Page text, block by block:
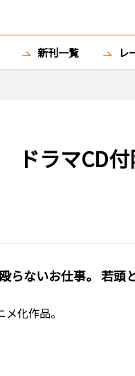
新刊一覧 レ
ドラマCD付
ないお仕事。 若頭
作品――。